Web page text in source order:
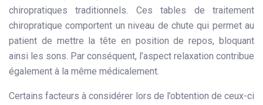
chiropratiques traditionnels. Ces tables de traitement
chiropratique comportent un niveau de chute qui permet au
patient de mettre la tête en position de repos, bloquant
ainsi les sons. Par conséquent, l’aspect relaxation contribue
également à la même médicalement.
Certains facteurs à considérer lors de l’obtention de ceux-ci